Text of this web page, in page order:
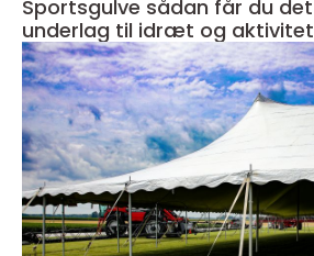
Sportsgulve sådan får du det bedste
underlag til idræt og aktivitet